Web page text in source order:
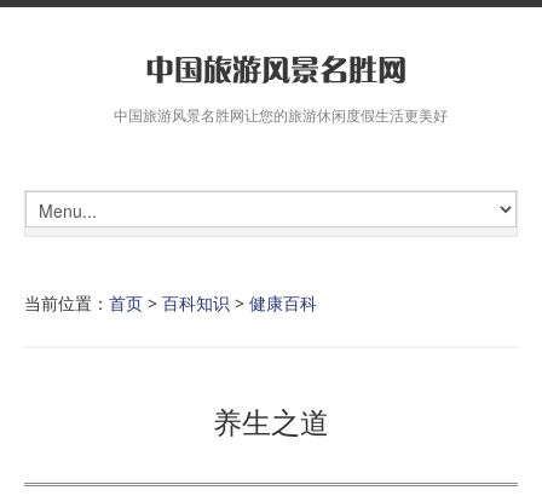
中国旅游风景名胜网让您的旅游休闲度假生活更美好
当前位置： 首页 > 百科知识 > 健康百科
养生之道